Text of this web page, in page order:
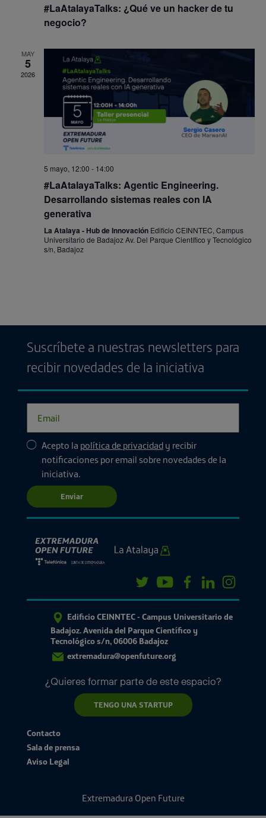
#LaAtalayaTalks: ¿Qué ve un hacker de tu
negocio?
MAY
5
2026
5 mayo, 12:00 - 14:00
#LaAtalayaTalks: Agentic Engineering.
Desarrollando sistemas reales con IA
generativa
La Atalaya - Hub de Innovación Edificio CEINNTEC, Campus
Universitario de Badajoz Av. Del Parque Científico y Tecnológico
s/n, Badajoz
Suscríbete a nuestras newsletters para
recibir novedades de la iniciativa
Acepto la política de privacidad y recibir
notificaciones por email sobre novedades de la
iniciativa.
Enviar
Edificio CEINNTEC - Campus Universitario de
Badajoz. Avenida del Parque Científico y
Tecnológico s/n, 06006 Badajoz
extremadura@openfuture.org
¿Quieres formar parte de este espacio?
TENGO UNA STARTUP
Contacto
Sala de prensa
Aviso Legal
Extremadura Open Future